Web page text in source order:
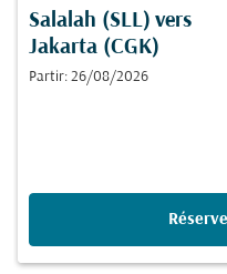
Salalah (SLL) vers
Jakarta (CGK)
Partir: 26/08/2026